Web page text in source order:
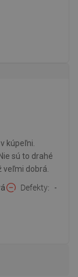
kúpeľni.
sú to drahé
veľmi dobrá.
Defekty -